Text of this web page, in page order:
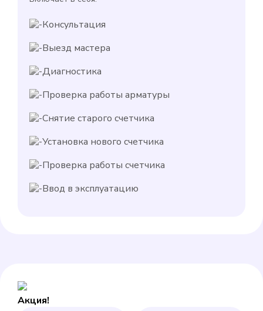
Консультация
Выезд мастера
Диагностика
Проверка работы арматуры
Снятие старого счетчика
Установка нового счетчика
Проверка работы счетчика
Ввод в эксплуатацию
Акция!